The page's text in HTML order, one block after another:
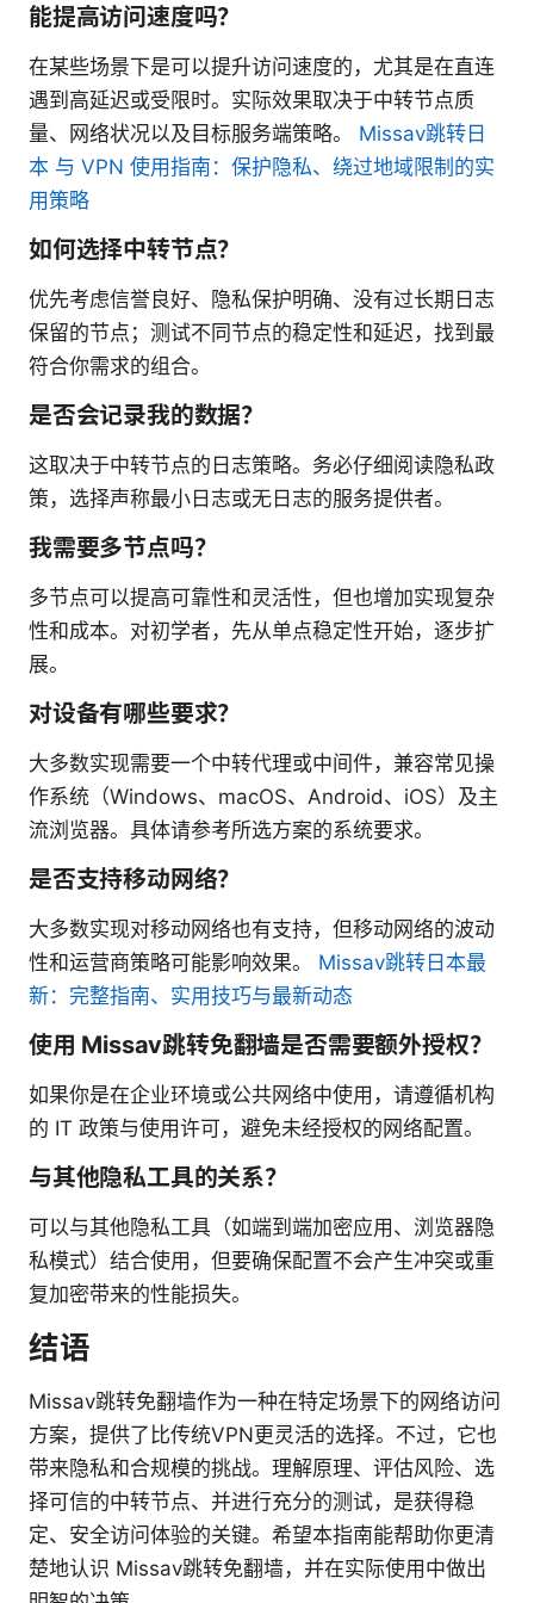
能提高访问速度吗？
在某些场景下是可以提升访问速度的，尤其是在直连
遇到高延迟或受限时。实际效果取决于中转节点质
量、网络状况以及目标服务端策略。 Missav跳转日
本 与 VPN 使用指南：保护隐私、绕过地域限制的实
用策略
如何选择中转节点？
优先考虑信誉良好、隐私保护明确、没有过长期日志
保留的节点；测试不同节点的稳定性和延迟，找到最
符合你需求的组合。
是否会记录我的数据？
这取决于中转节点的日志策略。务必仔细阅读隐私政
策，选择声称最小日志或无日志的服务提供者。
我需要多节点吗？
多节点可以提高可靠性和灵活性，但也增加实现复杂
性和成本。对初学者，先从单点稳定性开始，逐步扩
展。
对设备有哪些要求？
大多数实现需要一个中转代理或中间件，兼容常见操
作系统（Windows、macOS、Android、iOS）及主
流浏览器。具体请参考所选方案的系统要求。
是否支持移动网络？
大多数实现对移动网络也有支持，但移动网络的波动
性和运营商策略可能影响效果。 Missav跳转日本最
新：完整指南、实用技巧与最新动态
使用 Missav跳转免翻墙是否需要额外授权？
如果你是在企业环境或公共网络中使用，请遵循机构
的 IT 政策与使用许可，避免未经授权的网络配置。
与其他隐私工具的关系？
可以与其他隐私工具（如端到端加密应用、浏览器隐
私模式）结合使用，但要确保配置不会产生冲突或重
复加密带来的性能损失。
结语
Missav跳转免翻墙作为一种在特定场景下的网络访问
方案，提供了比传统VPN更灵活的选择。不过，它也
带来隐私和合规模的挑战。理解原理、评估风险、选
择可信的中转节点、并进行充分的测试，是获得稳
定、安全访问体验的关键。希望本指南能帮助你更清
楚地认识 Missav跳转免翻墙，并在实际使用中做出